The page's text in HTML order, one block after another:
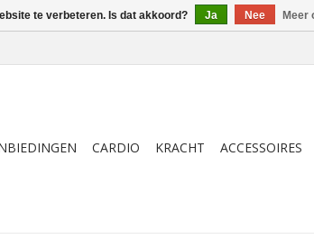
CARDIO KRACHT
ACCESSOIRES
te verbeteren. Is dat akkoord? Ja Nee Meer